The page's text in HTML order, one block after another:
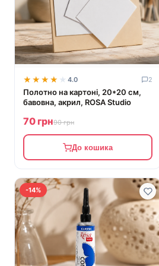
★★★★★
★★★★★ 4.0 2
Полотно на картоні, 20*20 см,
бавовна, акрил, ROSA Studio
70 грн90 грн
До кошика
-14%